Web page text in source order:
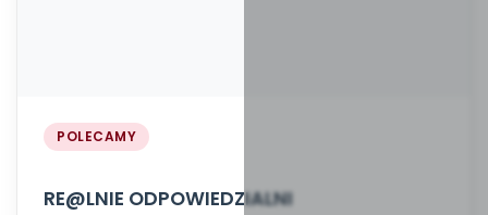
POLECAMY
RE@LNIE ODPOWIEDZIALNI